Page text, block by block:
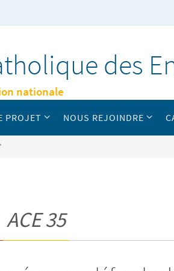
des
nationale
PROJET NOUS REJOINDRE
ACE 35